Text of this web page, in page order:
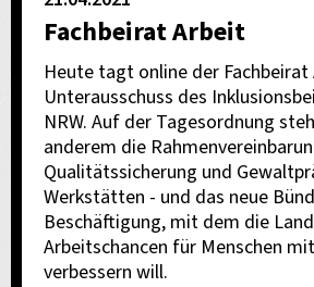
Fachbeirat Arbeit
Heute tagt online der Fachbeirat
Unterausschuss des
NRW. Auf der Tagesordnung
anderem die
Qualitätssicherung und
Werkstätten - und das neue
Beschäftigung, mit dem die
Arbeitschancen für Menschen
verbessern will.